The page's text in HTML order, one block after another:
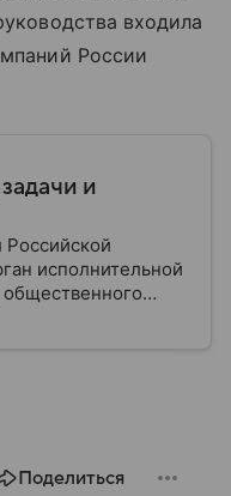
входила
России
и
Российской
исполнительной
обеспечение
министерство, как
Поделиться